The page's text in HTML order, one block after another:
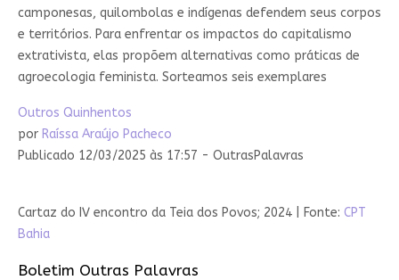
camponesas, quilombolas e indígenas defendem seus corpos
e territórios. Para enfrentar os impactos do capitalismo
extrativista, elas propõem alternativas como práticas de
agroecologia feminista. Sorteamos seis exemplares
Outros Quinhentos
por Raíssa Araújo Pacheco
Publicado 12/03/2025 às 17:57 - OutrasPalavras
Cartaz do IV encontro da Teia dos Povos; 2024 | Fonte: CPT
Bahia
Boletim Outras Palavras